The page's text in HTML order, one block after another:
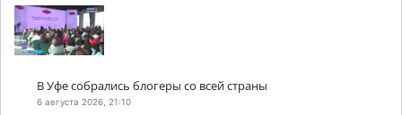
В Уфе собрались блогеры со всей страны
6 августа 2026, 21:10